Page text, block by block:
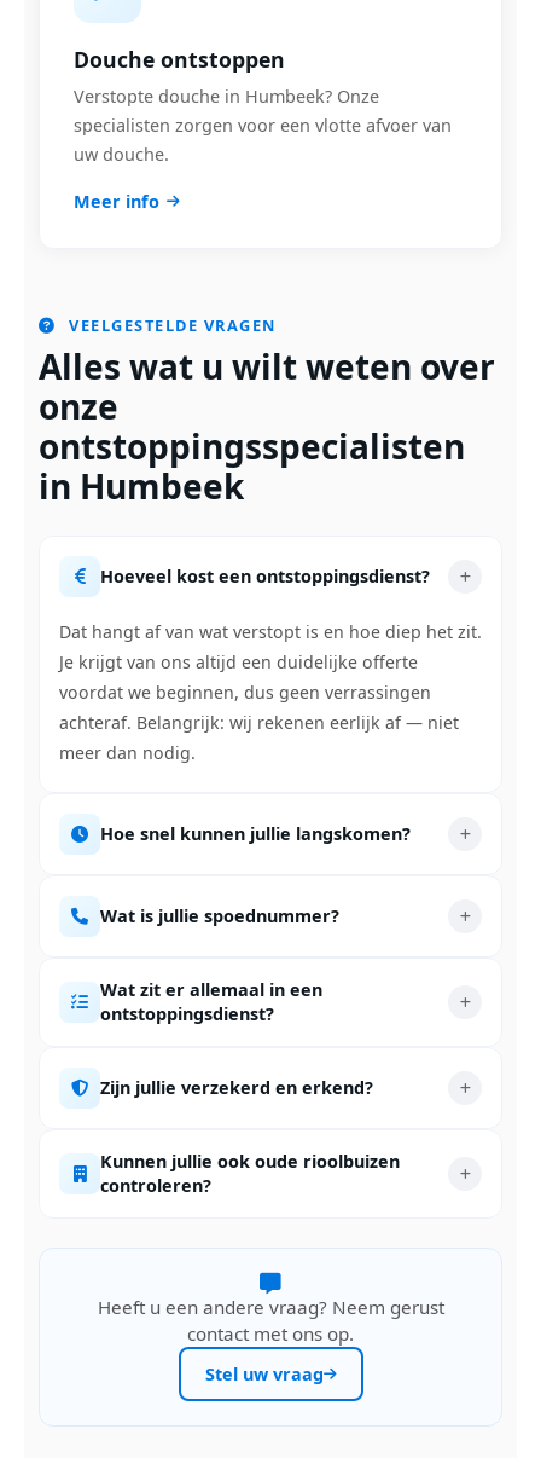
Douche ontstoppen
Verstopte douche in Humbeek? Onze
specialisten zorgen voor een vlotte afvoer van
uw douche.
Meer info
VEELGESTELDE VRAGEN
Alles wat u wilt weten over
onze
ontstoppingsspecialisten
in Humbeek
Hoeveel kost een ontstoppingsdienst?
Dat hangt af van wat verstopt is en hoe diep het zit.
Je krijgt van ons altijd een duidelijke offerte
voordat we beginnen, dus geen verrassingen
achteraf. Belang­rijk: wij rekenen eerlijk af — niet
meer dan nodig.
Hoe snel kunnen jullie langskomen?
Wat is jullie spoednummer?
Wat zit er allemaal in een
ontstoppingsdienst?
Zijn jullie verzekerd en erkend?
Kunnen jullie ook oude rioolbuizen
controleren?
Heeft u een andere vraag? Neem gerust
contact met ons op.
Stel uw vraag